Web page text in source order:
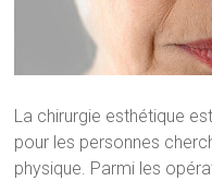
La chirurgie esthétique
pour les personnes
physique. Parmi les